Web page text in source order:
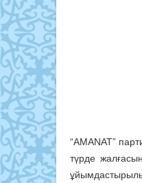
“AMANAT”
түрде